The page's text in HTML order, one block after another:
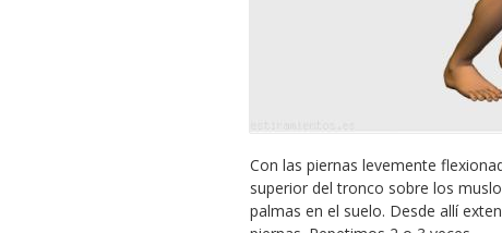
Con las piernas levemente
superior del tronco sobre los
palmas en el suelo. Desde allí